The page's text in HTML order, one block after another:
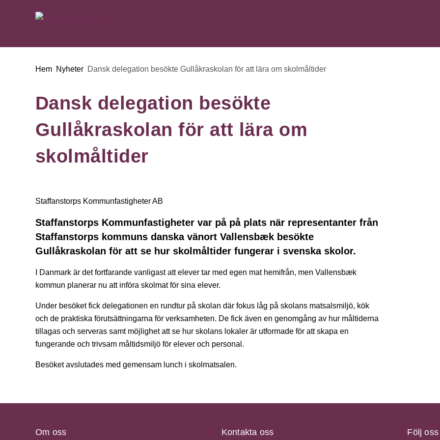
till innehåll
Du är här:
Hem Nyheter Dansk delegation besökte Gullåkraskolan för att lära om skolmåltider
Dansk delegation besökte
Gullåkraskolan för att lära om
skolmåltider
Staffanstorps Kommunfastigheter AB
Staffanstorps Kommunfastigheter var på på plats när representanter från
Staffanstorps kommuns danska vänort Vallensbæk besökte
Gullåkraskolan för att se hur skolmåltider fungerar i svenska skolor.
I Danmark är det fortfarande vanligast att elever tar med egen mat hemifrån, men Vallensbæk
kommun planerar nu att införa skolmat för sina elever.
Under besöket fick delegationen en rundtur på skolan där fokus låg på skolans matsalsmiljö, kök
och de praktiska förutsättningarna för verksamheten. De fick även en genomgång av hur måltiderna
tillagas och serveras samt möjlighet att se hur skolans lokaler är utformade för att skapa en
fungerande och trivsam måltidsmiljö för elever och personal.
Besöket avslutades med gemensam lunch i skolmatsalen.
Om oss Kontakta oss Följ